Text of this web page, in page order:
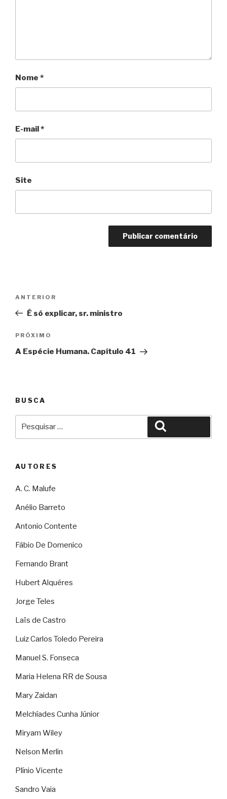
Nome *
E-mail*
Site
Post
Anterior
ANTERIOR
É só explicar, sr. ministro
Próximo
PRÓXIMO
A Espécie Humana. Capítulo 41
BUSCA
AUTORES
A. C. Malufe
Anélio Barreto
Antonio Contente
Fábio De Domenico
Fernando Brant
Hubert Alquéres
Jorge Teles
Laïs de Castro
Luiz Carlos Toledo Pereira
Manuel S. Fonseca
Maria Helena RR de Sousa
Mary Zaidan
Melchíades Cunha Júnior
Miryam Wiley
Nelson Merlin
Plínio Vicente
Sandro Vaia